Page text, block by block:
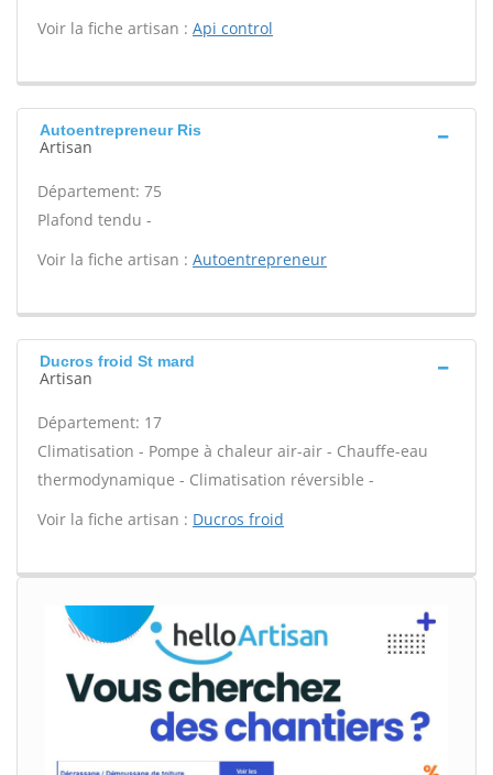
Voir la fiche artisan : Api control
Autoentrepreneur Ris
Artisan
Département: 75
Plafond tendu -
Voir la fiche artisan : Autoentrepreneur
Ducros froid St mard
Artisan
Département: 17
Climatisation - Pompe à chaleur air-air - Chauffe-eau
thermodynamique - Climatisation réversible -
Voir la fiche artisan : Ducros froid